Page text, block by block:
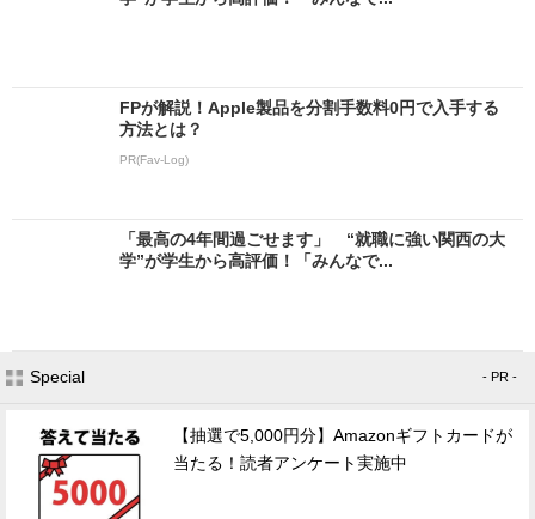
FPが解説！Apple製品を分割手数料0円で入手する
方法とは？
PR(Fav-Log)
「最高の4年間過ごせます」 “就職に強い関西の大
学”が学生から高評価！「みんなで...
Special - PR -
【抽選で5,000円分】Amazonギフトカードが
当たる！読者アンケート実施中